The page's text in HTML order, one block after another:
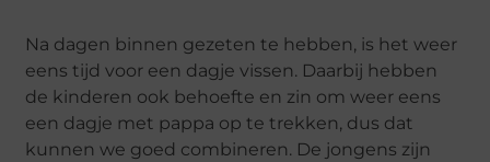
Na dagen binnen gezeten te hebben, is het weer
eens tijd voor een dagje vissen. Daarbij hebben
de kinderen ook behoefte en zin om weer eens
een dagje met pappa op te trekken, dus dat
kunnen we goed combineren. De jongens zijn